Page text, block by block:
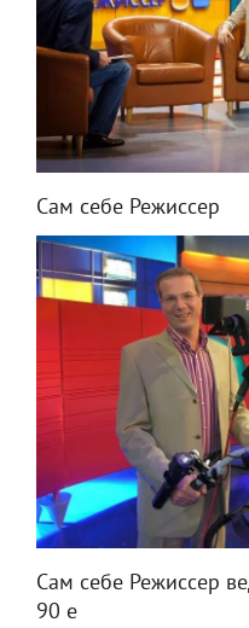
Сам себе Режиссер
Сам себе Режиссер
90 е